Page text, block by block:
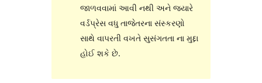
જાળવવામાં આવી નથી અને જ્યારે
વર્ડપ્રેસ વધુ તાજેતરના સંસ્કરણો
સાથે વાપરતી વખતે સુસંગતતા ના મુદ્દા
હોઈ શકે છે.